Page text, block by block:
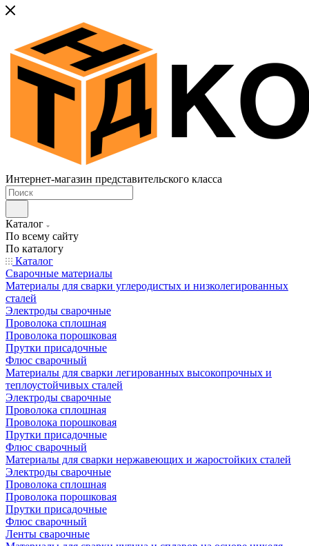
Интернет-магазин представительского класса
Каталог
По всему сайту
По каталогу
Каталог
Сварочные материалы
Материалы для сварки углеродистых и низколегированных
сталей
Электроды сварочные
Проволока сплошная
Проволока порошковая
Прутки присадочные
Флюс сварочный
Материалы для сварки легированных высокопрочных и
теплоустойчивых сталей
Электроды сварочные
Проволока сплошная
Проволока порошковая
Прутки присадочные
Флюс сварочный
Материалы для сварки нержавеющих и жаростойких сталей
Электроды сварочные
Проволока сплошная
Проволока порошковая
Прутки присадочные
Флюс сварочный
Ленты сварочные